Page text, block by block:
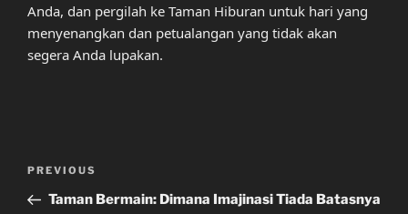
Anda, dan pergilah ke Taman Hiburan untuk hari yang
menyenangkan dan petualangan yang tidak akan
segera Anda lupakan.
Previous
Post
PREVIOUS
Taman Bermain: Dimana Imajinasi Tiada Batasnya